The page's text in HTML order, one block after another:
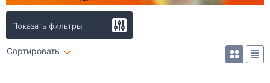
Показать фильтры
Сортировать